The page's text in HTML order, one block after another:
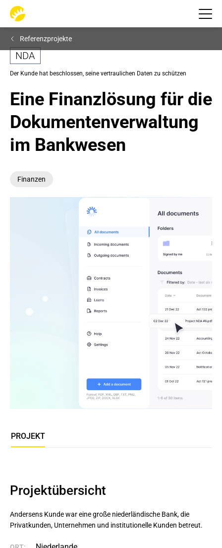
Referenzprojekte
NDA
Der Kunde hat beschlossen, seine vertraulichen Daten zu schützen
Eine Finanzlösung für die
Dokumentenverwaltung
im Bankwesen
Finanzen
PROJEKT
Projektübersicht
Andersens Kunde war eine große niederländische Bank, die
Privatkunden, Unternehmen und institutionelle Kunden betreut.